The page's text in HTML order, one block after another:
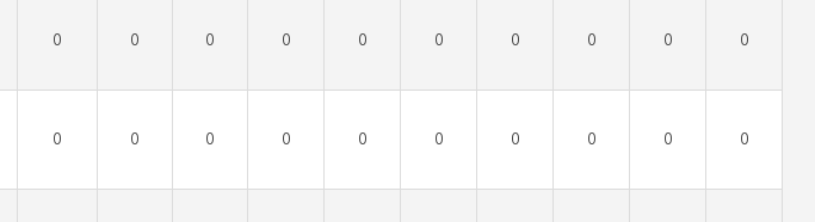
0 0 0 0 0 0 0 0 0 0
0 0 0 0 0 0 0 0 0 0